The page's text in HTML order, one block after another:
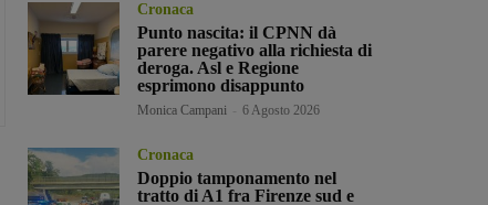
Cronaca
Punto nascita: il CPNN dà
parere negativo alla richiesta di
deroga. Asl e Regione
esprimono disappunto
Monica Campani 6 Agosto 2026
Cronaca
Doppio tamponamento nel
tratto di A1 fra Firenze sud e